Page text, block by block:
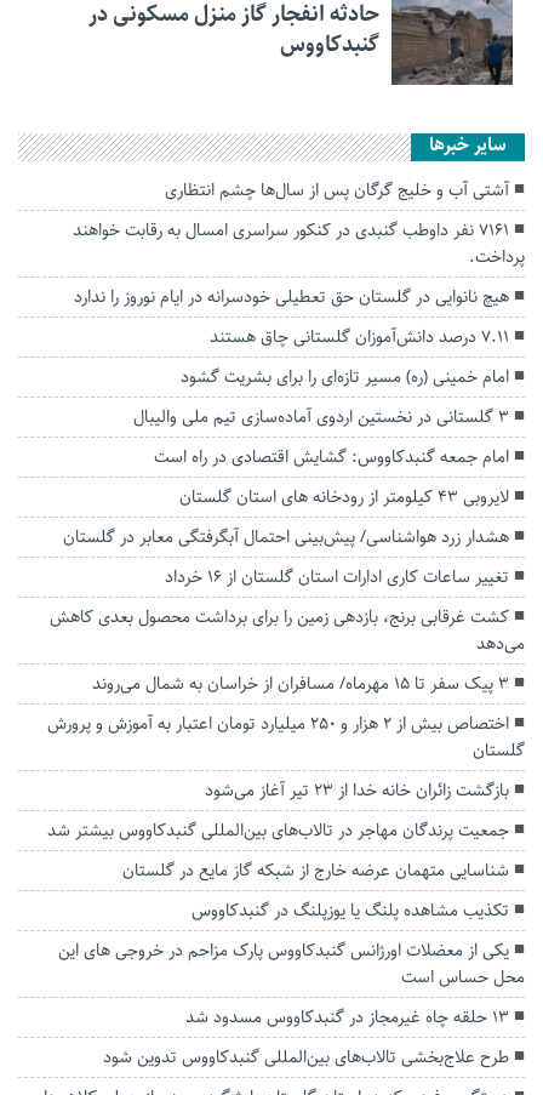
حادثه انفجار گاز منزل مسکونی در
گنبدکاووس
سایر خبرها
آشتی آب و خلیج گرگان پس از سال‌ها چشم انتظاری
۷۱۶۱ نفر داوطب گنبدی در کنکور سراسری امسال به رقابت خواهند
پرداخت.
هیچ نانوایی در گلستان حق تعطیلی خودسرانه در ایام نوروز را ندارد
۷.۱۱ درصد دانش‌آموزان گلستانی چاق هستند
امام خمینی (ره) مسیر تازه‌ای را برای بشریت گشود
3 گلستانی در نخستین اردوی آماده‌سازی تیم ملی والیبال
امام جمعه گنبدکاووس: گشایش اقتصادی در راه است
لایروبی ۴۳ کیلومتر از رودخانه های استان گلستان
هشدار زرد هواشناسی/ پیش‌بینی احتمال آبگرفتگی معابر در گلستان
تغییر ساعات کاری ادارات استان گلستان از ۱۶ خرداد
کشت غرقابی برنج، بازدهی زمین را برای برداشت محصول بعدی کاهش
می‌دهد
۳ پیک سفر تا ۱۵ مهرماه/ مسافران از خراسان به شمال می‌روند
اختصاص بیش از ۲ هزار و ۲۵۰ میلیارد تومان اعتبار به آموزش و پرورش
گلستان
بازگشت زائران خانه خدا از ۲۳ تیر آغاز می‌شود
جمعیت پرندگان مهاجر در تالاب‌های بین‌المللی گنبدکاووس بیشتر شد
شناسایی متهمان عرضه خارج از شبکه گاز مایع در گلستان
تکذیب مشاهده پلنگ یا یوزپلنگ در گنبدکاووس
یکی از معضلات اورژانس گنبدکاووس پارک مزاحم در خروجی های این
محل حساس است
۱۳ حلقه چاه غیرمجاز در گنبدکاووس مسدود شد
طرح علاج‌بخشی تالاب‌های بین‌المللی گنبدکاووس تدوین شود